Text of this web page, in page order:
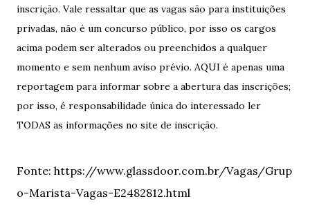
inscrição. Vale ressaltar que as vagas são para instituições
privadas, não é um concurso público, por isso os cargos
acima podem ser alterados ou preenchidos a qualquer
momento e sem nenhum aviso prévio. AQUI é apenas uma
reportagem para informar sobre a abertura das inscrições;
por isso, é responsabilidade única do interessado ler
TODAS as informações no site de inscrição.
Fonte: https://www.glassdoor.com.br/Vagas/Grup
o-Marista-Vagas-E2482812.html